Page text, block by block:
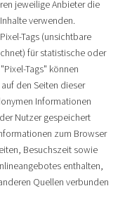
jeweilige Anbieter die
verwenden.
Tags (unsichtbare
für statistische oder
Tags" können
den Seiten dieser
Informationen
Nutzer gespeichert
zum Browser
Besuchszeit sowie
enthalten,
Quellen verbunden